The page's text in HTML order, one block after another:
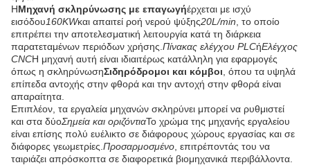
ΗΜηχανή σκληρύνωσης με επαγωγήέρχεται με ισχύ
εισόδου160KWκαι απαιτεί ροή νερού ψύξης20L/min , το οποίο
επιτρέπει την αποτελεσματική λειτουργία κατά τη διάρκεια
παρατεταμένων περιόδων χρήσης. Πίνακας ελέγχου PLCήΕλέγχος
CNCΗ μηχανή αυτή είναι ιδιαιτέρως κατάλληλη για εφαρμογές
όπως η σκληρύνωσηΣιδηρόδρομοι και κόμβοι , όπου τα υψηλά
επίπεδα αντοχής στην φθορά και την αντοχή στην φθορά είναι
απαραίτητα.
Επιπλέον, τα εργαλεία μηχανών σκληρύνει μπορεί να ρυθμιστεί
και στα δύοΣημεία και οριζόντιαΤο χρώμα της μηχανής εργαλείου
είναι επίσης πολύ ευέλικτο σε διάφορους χώρους εργασίας και σε
διάφορες γεωμετρίες. Προσαρμοσμένο , επιτρέποντάς του να
ταιριάζει απρόσκοπτα σε διαφορετικά βιομηχανικά περιβάλλοντα.